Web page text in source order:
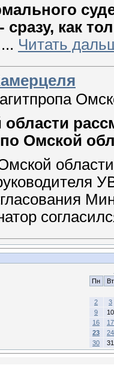
как
... Читать
Омской
Пн
Вт
2
3
9
10
16
17
23
24
30
31